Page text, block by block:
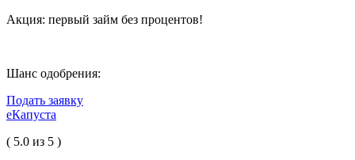
Акция: первый займ без процентов!
Шанс одобрения:
Подать заявку
еКапуста
( 5.0 из 5 )